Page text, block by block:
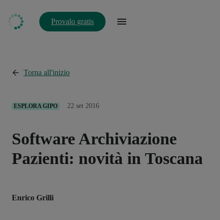
Provalo gratis
Torna all'inizio
ESPLORA GIPO 22 set 2016
Software Archiviazione
Pazienti: novità in Toscana
Enrico Grilli